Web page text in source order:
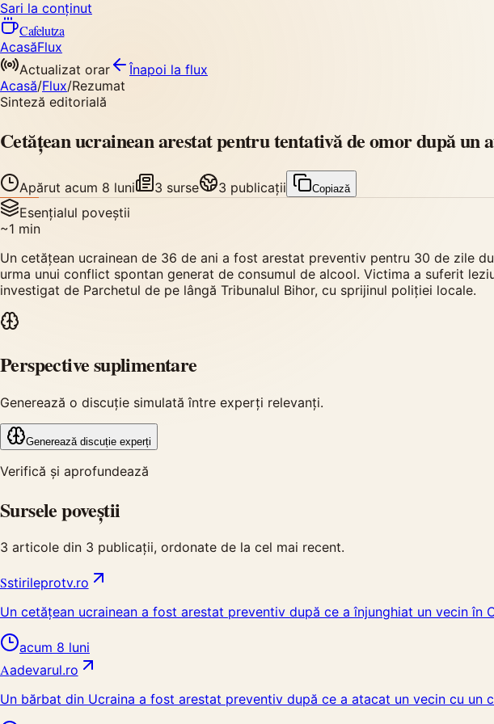
Sari la conținut
Cafelutza
AcasăFlux
Actualizat orar
Înapoi la flux
Acasă/Flux/Rezumat
Sinteză editorială
Cetățean ucrainean arestat pentru tentativă de omor după un
Apărut acum 8 luni 3 surse 3 publicații Copiază
Esențialul poveștii
~1 min
Un cetățean ucrainean de 36 de ani a fost arestat preventiv pentru 30 de zile
urma unui conflict spontan generat de consumul de alcool. Victima a suferit
investigat de Parchetul de pe lângă Tribunalul Bihor, cu sprijinul poliției locale.
Perspective suplimentare
Generează o discuție simulată între experți relevanți.
Generează discuție experți
Verifică și aprofundează
Sursele poveștii
3 articole din 3 publicații, ordonate de la cel mai recent.
Sstirileprotv.ro
Un cetățean ucrainean a fost arestat preventiv după ce a înjunghiat un vecin în
acum 8 luni
Aadevarul.ro
Un bărbat din Ucraina a fost arestat preventiv după ce a atacat un vecin cu un